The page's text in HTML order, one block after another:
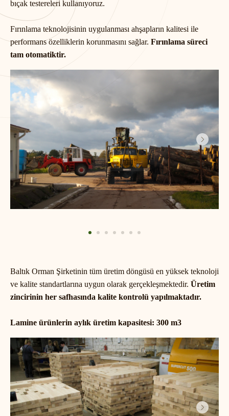
bıçak testereleri kullanıyoruz.
Fırınlama teknolojisinin uygulanması ahşapların kalitesi ile
performans özelliklerin korunmasını sağlar. Fırınlama süreci
tam otomatiktir.
Baltık Orman Şirketinin tüm üretim döngüsü en yüksek teknoloji
ve kalite standartlarına uygun olarak gerçekleşmektedir. Üretim
zincirinin her safhasında kalite kontrolü yapılmaktadır.
Lamine ürünlerin aylık üretim kapasitesi: 300 m3